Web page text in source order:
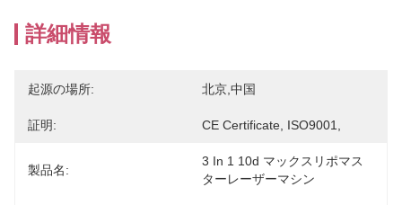
詳細情報
起源の場所: 北京,中国
証明: CE Certificate, ISO9001,
製品名:
3 In 1 10d マックスリポマス
ターレーザーマシン